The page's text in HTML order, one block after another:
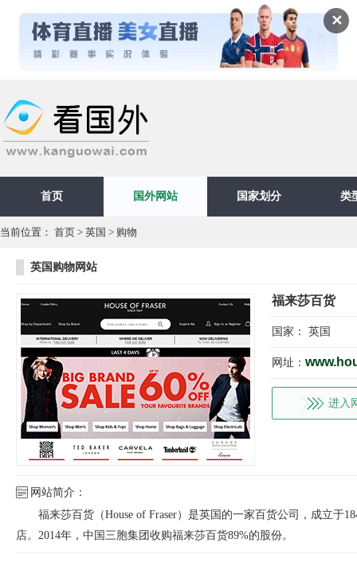
✕
首页 国外网站 国家划分 类
当前位置： 首页 > 英国 > 购物
英国购物网站
福来莎百货
国家： 英国
网址：
进入
网站简介：
福来莎百货（House of Fraser）是英国的一家百货公司，成立于
店。2014年，中国三胞集团收购福来莎百货89%的股份。